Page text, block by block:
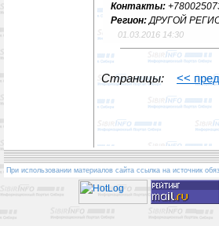
Контакты:
Регион:ДРУГОЙ
01.03.2016 14:30
Страницы: << пред
При использовании материалов сайта ссылка на источник